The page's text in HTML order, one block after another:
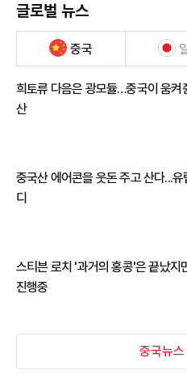
글로벌 뉴스
중국
희토류 다음은 광모듈…중국이 움켜
산
중국산 에어콘을 웃돈 주고 산다...유
디
스티븐 로치 '과거의 홍콩'은 끝났지
진행중
중국뉴스